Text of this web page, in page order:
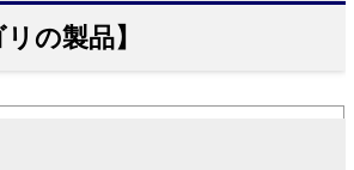
の製品】